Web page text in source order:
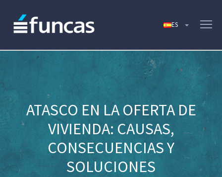
ATASCO EN LA OFERTA DE
VIVIENDA: CAUSAS,
CONSECUENCIAS Y
SOLUCIONES